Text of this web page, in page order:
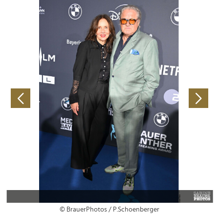
© BrauerPhotos / P.Schoenberger